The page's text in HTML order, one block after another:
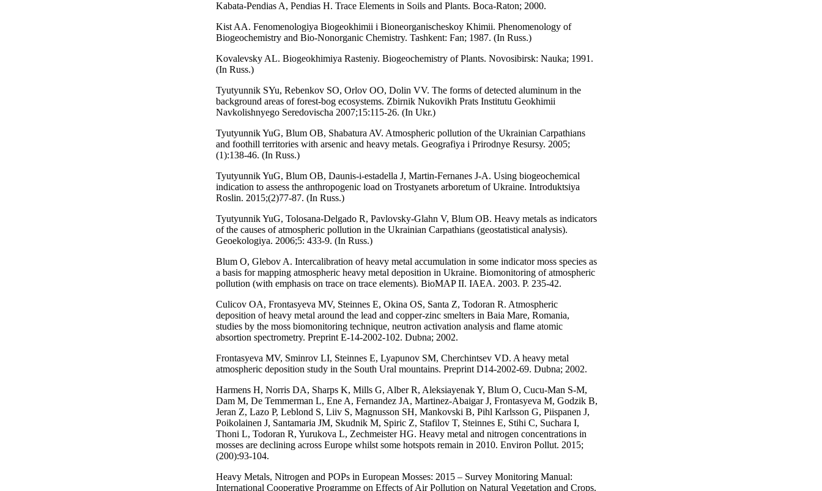
Kabata-Pendias A, Pendias H. Trace Elements in Soils and Plants. Boca-Raton; 2000.
Kist AA. Fenomenologiya Biogeokhimii i Bioneorganischeskoy Khimii. Phenomenology of
Biogeochemistry and Bio-Nonorganic Chemistry. Tashkent: Fan; 1987. (In Russ.)
Kovalevsky AL. Biogeokhimiya Rasteniy. Biogeochemistry of Plants. Novosibirsk: Nauka; 1991.
(In Russ.)
Tyutyunnik SYu, Rebenkov SO, Orlov OO, Dolin VV. The forms of detected aluminum in the
background areas of forest-bog ecosystems. Zbirnik Nukovikh Prats Institutu Geokhimii
Navkolishnyego Seredovischa 2007;15:115-26. (In Ukr.)
Tyutyunnik YuG, Blum OB, Shabatura AV. Atmospheric pollution of the Ukrainian Carpathians
and foothill territories with arsenic and heavy metals. Geografiya i Prirodnye Resursy. 2005;
(1):138-46. (In Russ.)
Tyutyunnik YuG, Blum OB, Daunis-i-estadella J, Martin-Fernanes J-A. Using biogeochemical
indication to assess the anthropogenic load on Trostyanets arboretum of Ukraine. Introduktsiya
Roslin. 2015;(2)77-87. (In Russ.)
Tyutyunnik YuG, Tolosana-Delgado R, Pavlovsky-Glahn V, Blum OB. Heavy metals as indicators
of the causes of atmospheric pollution in the Ukrainian Carpathians (geostatistical analysis).
Geoekologiya. 2006;5: 433-9. (In Russ.)
Blum O, Glebov A. Intercalibration of heavy metal accumulation in some indicator moss species as
a basis for mapping atmospheric heavy metal deposition in Ukraine. Biomonitoring of atmospheric
pollution (with emphasis on trace on trace elements). BioMAP II. IAEA. 2003. P. 235-42.
Culicov OA, Frontasyeva MV, Steinnes E, Okina OS, Santa Z, Todoran R. Atmospheric
deposition of heavy metal around the lead and copper-zinc smelters in Baia Mare, Romania,
studies by the moss biomonitoring technique, neutron activation analysis and flame atomic
absortion spectrometry. Preprint E-14-2002-102. Dubna; 2002.
Frontasyeva MV, Sminrov LI, Steinnes E, Lyapunov SM, Cherchintsev VD. A heavy metal
atmospheric deposition study in the South Ural mountains. Preprint D14-2002-69. Dubna; 2002.
Harmens H, Norris DA, Sharps K, Mills G, Alber R, Aleksiayenak Y, Blum O, Cucu-Man S-M,
Dam M, De Temmerman L, Ene A, Fernandez JA, Martinez-Abaigar J, Frontasyeva M, Godzik B,
Jeran Z, Lazo P, Leblond S, Liiv S, Magnusson SH, Mankovskі B, Pihl Karlsson G, Piispanen J,
Poikolainen J, Santamaria JM, Skudnik M, Spiric Z, Stafilov T, Steinnes E, Stihi C, Suchara I,
Thoni L, Todoran R, Yurukova L, Zechmeister HG. Heavy metal and nitrogen concentrations in
mosses are declining across Europe whilst some hotspots remain in 2010. Environ Pollut. 2015;
(200):93-104.
Heavy Metals, Nitrogen and POPs in European Mosses: 2015 – Survey Monitoring Manual:
International Cooperative Programme on Effects of Air Pollution on Natural Vegetation and Crops.